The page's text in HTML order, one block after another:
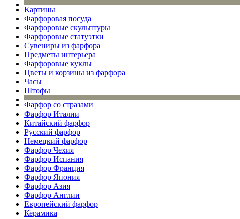
Картины
Фарфоровая посуда
Фарфоровые скульптуры
Фарфоровые статуэтки
Сувениры из фарфора
Предметы интерьера
Фарфоровые куклы
Цветы и корзины из фарфора
Часы
Штофы
Фарфор со стразами
Фарфор Италии
Китайский фарфор
Русский фарфор
Немецкий фарфор
Фарфор Чехия
Фарфор Испания
Фарфор Франция
Фарфор Япония
Фарфор Азия
Фарфор Англии
Европейский фарфор
Керамика